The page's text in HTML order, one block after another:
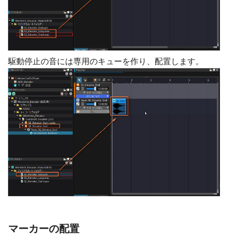
駆動停止の音には専用のキューを作り、配置します。
マーカーの配置